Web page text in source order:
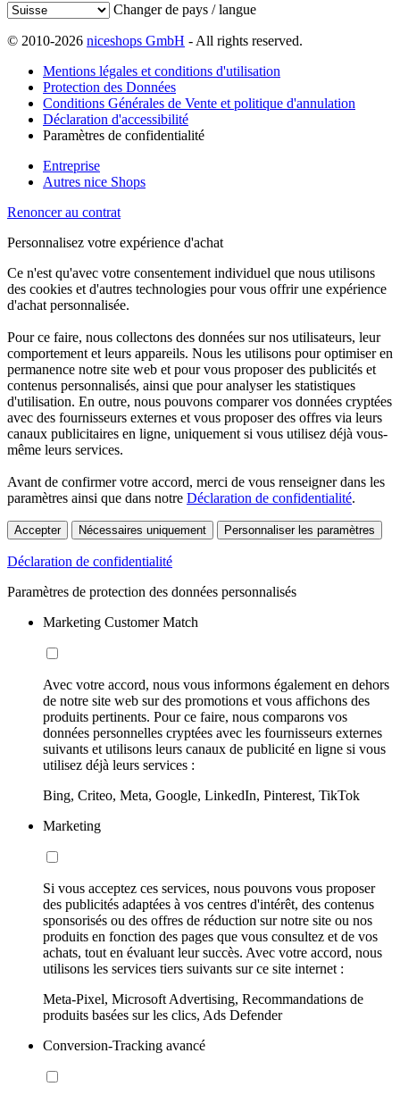
Changer de pays / langue
© 2010-2026 niceshops GmbH - All rights reserved.
Mentions légales et conditions d'utilisation
Protection des Données
Conditions Générales de Vente et politique d'annulation
Déclaration d'accessibilité
Paramètres de confidentialité
Entreprise
Autres nice Shops
Renoncer au contrat
Personnalisez votre expérience d'achat
Ce n'est qu'avec votre consentement individuel que nous utilisons
des cookies et d'autres technologies pour vous offrir une expérience
d'achat personnalisée.
Pour ce faire, nous collectons des données sur nos utilisateurs, leur
comportement et leurs appareils. Nous les utilisons pour optimiser en
permanence notre site web et pour vous proposer des publicités et
contenus personnalisés, ainsi que pour analyser les statistiques
d'utilisation. En outre, nous pouvons comparer vos données cryptées
avec des fournisseurs externes et vous proposer des offres via leurs
canaux publicitaires en ligne, uniquement si vous utilisez déjà vous-
même leurs services.
Avant de confirmer votre accord, merci de vous renseigner dans les
paramètres ainsi que dans notre Déclaration de confidentialité.
Accepter Nécessaires uniquement Personnaliser les paramètres
Déclaration de confidentialité
Paramètres de protection des données personnalisés
Marketing Customer Match
Avec votre accord, nous vous informons également en dehors
de notre site web sur des promotions et vous affichons des
produits pertinents. Pour ce faire, nous comparons vos
données personnelles cryptées avec les fournisseurs externes
suivants et utilisons leurs canaux de publicité en ligne si vous
utilisez déjà leurs services :
Bing, Criteo, Meta, Google, LinkedIn, Pinterest, TikTok
Marketing
Si vous acceptez ces services, nous pouvons vous proposer
des publicités adaptées à vos centres d'intérêt, des contenus
sponsorisés ou des offres de réduction sur notre site ou nos
produits en fonction des pages que vous consultez et de vos
achats, tout en évaluant leur succès. Avec votre accord, nous
utilisons les services tiers suivants sur ce site internet :
Meta-Pixel, Microsoft Advertising, Recommandations de
produits basées sur les clics, Ads Defender
Conversion-Tracking avancé